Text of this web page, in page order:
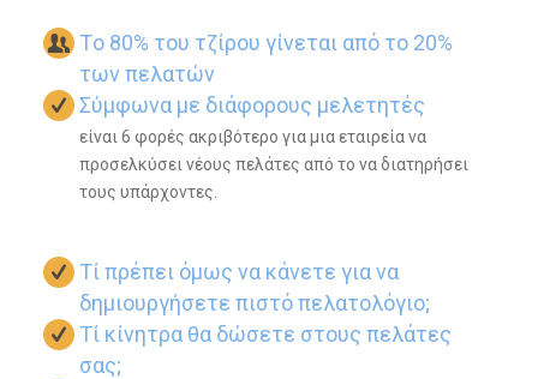
Tο 80% του τζίρου γίνεται από το 20%
των πελατών
Σύμφωνα με διάφορους μελετητές
είναι 6 φορές ακριβότερο για μια εταιρεία να
προσελκύσει νέους πελάτες από το να διατηρήσει
τους υπάρχοντες.
Τί πρέπει όμως να κάνετε για να
δημιουργήσετε πιστό πελατολόγιο;
Τί κίνητρα θα δώσετε στους πελάτες
σας;